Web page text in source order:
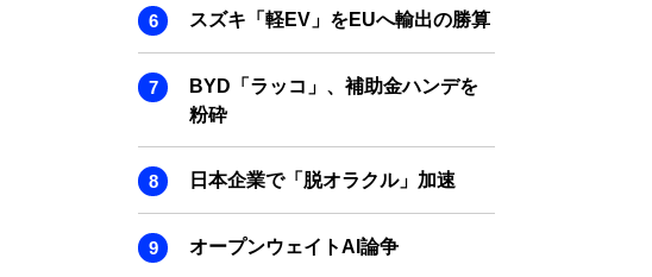
スズキ「軽EV」をEUへ輸出の勝算
BYD「ラッコ」、補助金ハンデを
粉砕
日本企業で「脱オラクル」加速
オープンウェイトAI論争